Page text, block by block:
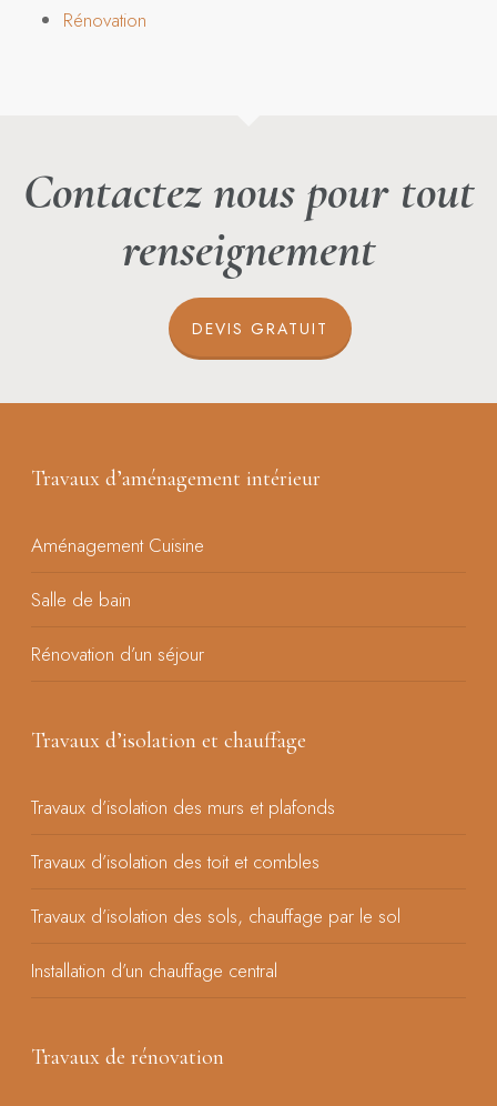
Rénovation
Contactez nous pour tout
renseignement
DEVIS GRATUIT
Travaux d’aménagement intérieur
Aménagement Cuisine
Salle de bain
Rénovation d’un séjour
Travaux d’isolation et chauffage
Travaux d’isolation des murs et plafonds
Travaux d’isolation des toit et combles
Travaux d’isolation des sols, chauffage par le sol
Installation d’un chauffage central
Travaux de rénovation